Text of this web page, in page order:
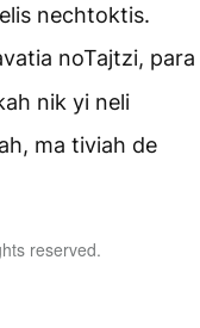
nechtoktis.
noTajtzi, para
nik yi neli
ma tiviah de
reserved.